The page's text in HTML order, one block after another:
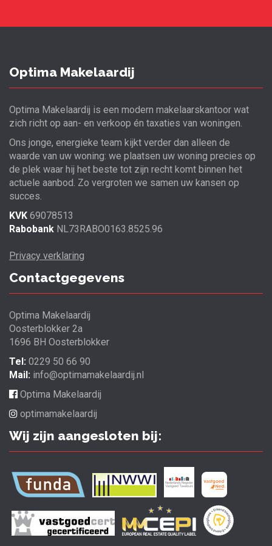
Optima Makelaardij
Optima Makelaardij is een modern makelaarskantoor wat
zich richt op aan- en verkoop én taxaties van woningen.
Ons jonge, energieke team kijkt verder dan alleen de
waarde van uw woning: we plaatsen uw woning precies op
de plek waar hij het beste tot zijn recht komt binnen het
actuele aanbod. Zo vergroten we samen uw kansen op
succes.
KVK 69078513
Rabobank NL73RABO0163.8525.96
Privacy verklaring
Contactgegevens
Optima Makelaardij
Oosterblokker 2a
1696 BH Oosterblokker
Tel: 0229 50 66 90
Mail: info@optimamakelaardij.nl
Optima Makelaardij
optimamakelaardij
Wij zijn aangesloten bij: